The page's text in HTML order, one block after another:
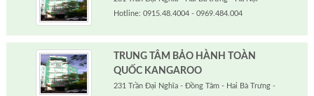
Hotline: 0915.48.4004 - 0969.484.004
TRUNG TÂM BẢO HÀNH TOÀN
QUỐC KANGAROO
231 Trần Đại Nghĩa - Đồng Tâm - Hai Bà Trưng -